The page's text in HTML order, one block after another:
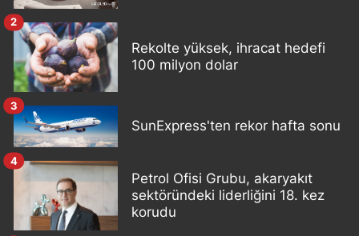
Rekolte yüksek, ihracat hedefi
100 milyon dolar
2
SunExpress'ten rekor hafta sonu
3
Petrol Ofisi Grubu, akaryakıt
sektöründeki liderliğini 18. kez
korudu
4